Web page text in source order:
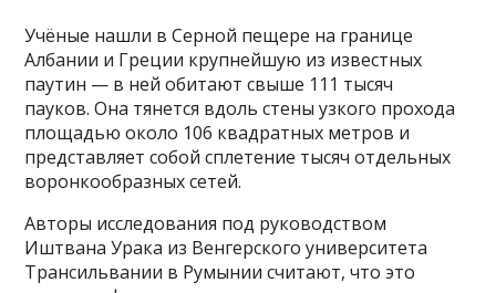
Учёные нашли в Серной пещере на границе
Албании и Греции крупнейшую из известных
паутин — в ней обитают свыше 111 тысяч
пауков. Она тянется вдоль стены узкого прохода
площадью около 106 квадратных метров и
представляет собой сплетение тысяч отдельных
воронкообразных сетей.
Авторы исследования под руководством
Иштвана Урака из Венгерского университета
Трансильвании в Румынии считают, что это